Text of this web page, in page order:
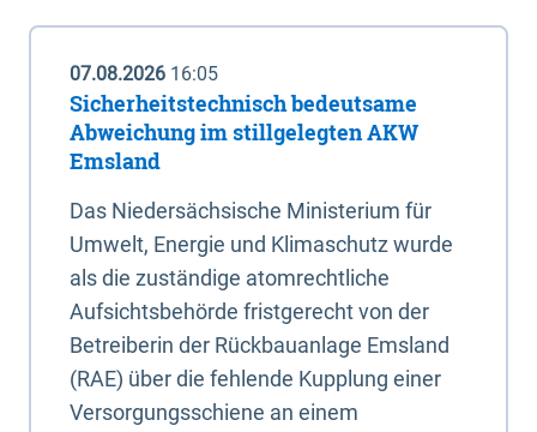
07.08.2026 16:05
Sicherheitstechnisch bedeutsame
Abweichung im stillgelegten AKW
Emsland
Das Niedersächsische Ministerium für
Umwelt, Energie und Klimaschutz wurde
als die zuständige atomrechtliche
Aufsichtsbehörde fristgerecht von der
Betreiberin der Rückbauanlage Emsland
(RAE) über die fehlende Kupplung einer
Versorgungsschiene an einem